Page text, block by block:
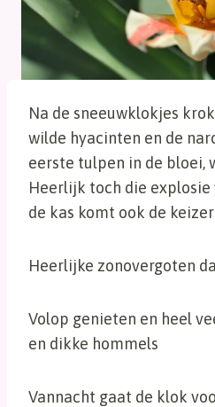
Na de sneeuwklokjes
wilde hyacinten en de
eerste tulpen in de bloei,
Heerlijk toch die
de kas komt ook de
Heerlijke zonovergoten
Volop genieten en heel
en dikke hommels
Vannacht gaat de klok